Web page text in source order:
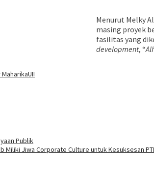
Menurut Melky
masing proyek
fasilitas yang
development, “
UII
Publik
Miliki Jiwa Corporate Culture untuk Kesuksesan